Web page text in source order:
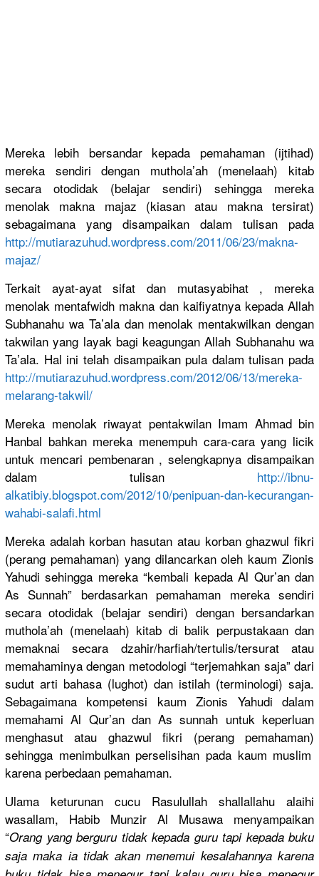
Mereka lebih bersandar kepada pemahaman (ijtihad)
mereka sendiri dengan muthola’ah(menelaah) kitab
secara otodidak (belajar sendiri) sehingga mereka
menolak makna majaz (kiasan atau makna tersirat)
sebagaimana yang disampaikan dalam tulisan pada
http://mutiarazuhud.wordpress.com/2011/06/23/makna-
majaz/
Terkait ayat-ayat sifat dan mutasyabihat , mereka
menolak mentafwidh makna dan kaifiyatnya kepada Allah
Subhanahu wa Ta’ala dan menolak mentakwilkan dengan
takwilan yang layak bagi keagungan Allah Subhanahu wa
Ta’ala. Hal ini telah disampaikan pula dalam tulisan pada
http://mutiarazuhud.wordpress.com/2012/06/13/mereka-
melarang-takwil/
Mereka menolak riwayat pentakwilan Imam Ahmad bin
Hanbal bahkan mereka menempuh cara-cara yang licik
untuk mencari pembenaran, selengkapnya disampaikan
dalam tulisan http://ibnu-
alkatibiy.blogspot.com/2012/10/penipuan-dan-kecurangan-
wahabi-salafi.html
Mereka adalah korban hasutan atau korban ghazwul fikri
(perang pemahaman) yang dilancarkan oleh kaum Zionis
Yahudi sehingga mereka “kembali kepada Al Qur’an dan
As Sunnah” berdasarkan pemahaman mereka sendiri
secara otodidak (belajar sendiri) dengan bersandarkan
muthola’ah (menelaah) kitab di balik perpustakaan dan
memaknai secara dzahir/harfiah/tertulis/tersurat atau
memahaminya dengan metodologi “terjemahkan saja” dari
sudut arti bahasa (lughot) dan istilah (terminologi) saja.
Sebagaimana kompetensi kaum Zionis Yahudi dalam
memahami Al Qur’an dan As sunnah untuk keperluan
menghasut atau ghazwul fikri (perang pemahaman)
sehingga menimbulkan perselisihan pada kaum muslim
karena perbedaan pemahaman.
Ulama keturunan cucu Rasulullah shallallahu alaihi
wasallam, Habib Munzir Al Musawa menyampaikan
“Orang yang berguru tidak kepada guru tapi kepada buku
saja maka ia tidak akan menemui kesalahannya karena